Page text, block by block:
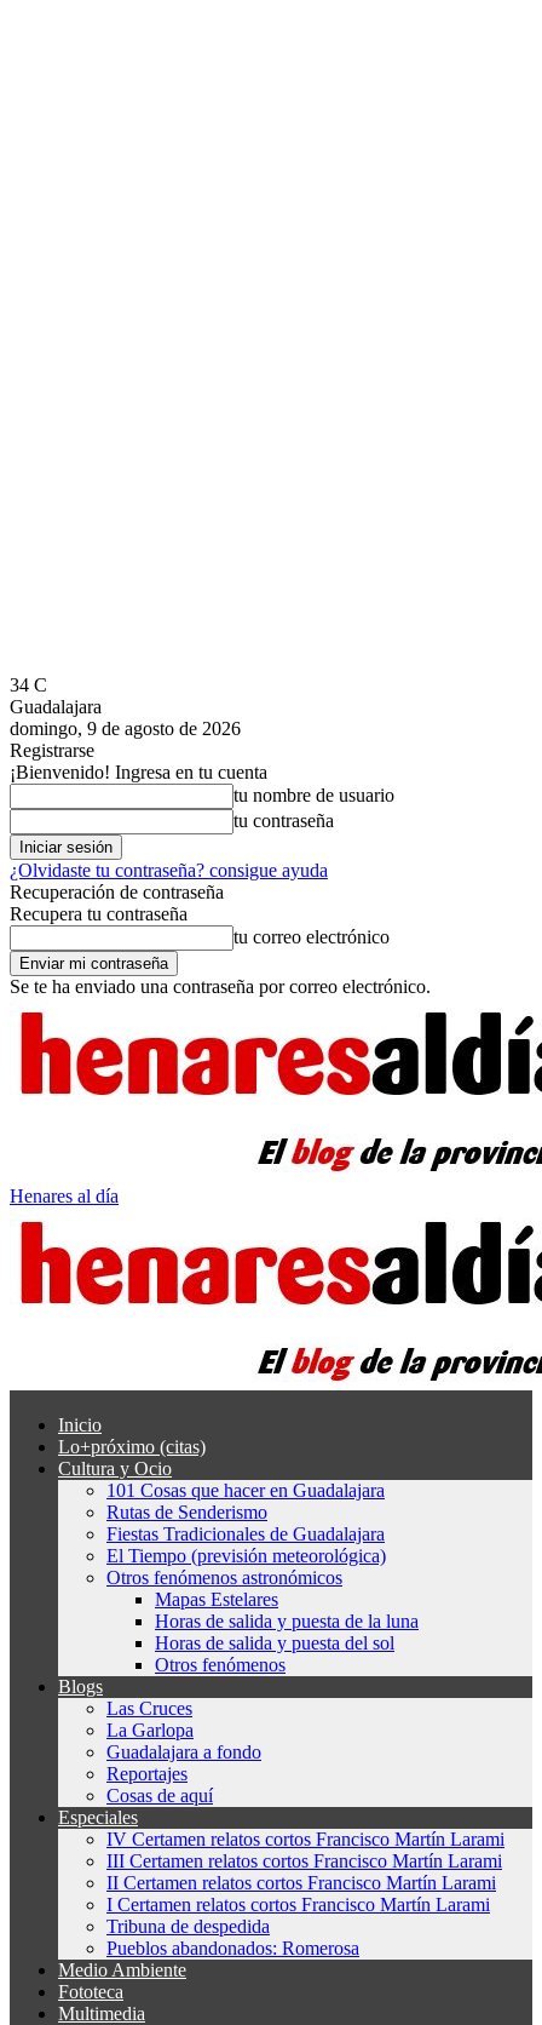
34 C
Guadalajara
domingo, 9 de agosto de 2026
Registrarse
¡Bienvenido! Ingresa en tu cuenta
tu nombre de usuario
tu contraseña
¿Olvidaste tu contraseña? consigue ayuda
Recuperación de contraseña
Recupera tu contraseña
tu correo electrónico
Se te ha enviado una contraseña por correo electrónico.
Henares al día
Inicio
Lo+próximo (citas)
Cultura y Ocio
101 Cosas que hacer en Guadalajara
Rutas de Senderismo
Fiestas Tradicionales de Guadalajara
El Tiempo (previsión meteorológica)
Otros fenómenos astronómicos
Mapas Estelares
Horas de salida y puesta de la luna
Horas de salida y puesta del sol
Otros fenómenos
Blogs
Las Cruces
La Garlopa
Guadalajara a fondo
Reportajes
Cosas de aquí
Especiales
IV Certamen relatos cortos Francisco Martín Larami
III Certamen relatos cortos Francisco Martín Larami
II Certamen relatos cortos Francisco Martín Larami
I Certamen relatos cortos Francisco Martín Larami
Tribuna de despedida
Pueblos abandonados: Romerosa
Medio Ambiente
Fototeca
Multimedia